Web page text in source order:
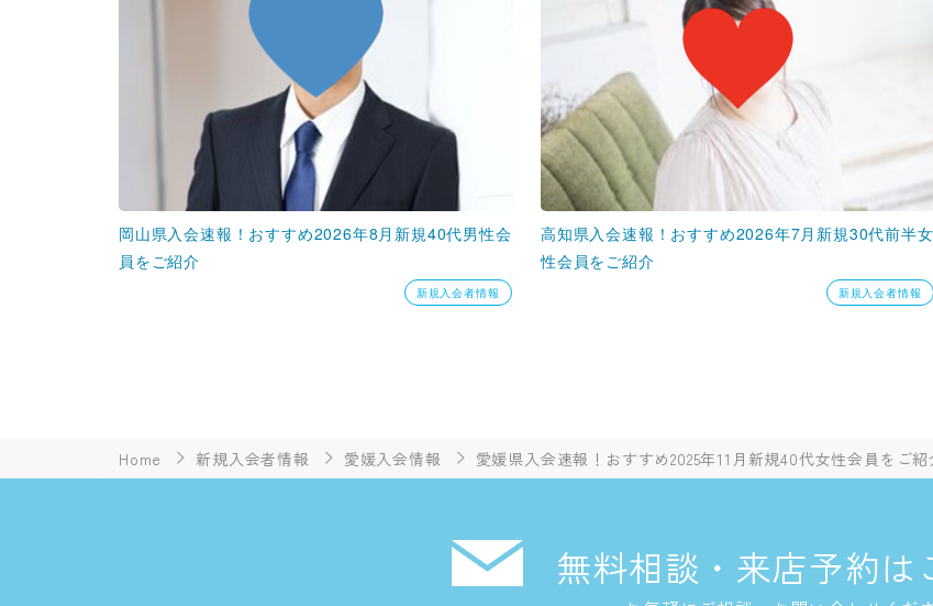
岡山県入会速報！おすすめ2026年8月新規40代男性会
員をご紹介
新規入会者情報
高知県入会速報！おすすめ2026年7月新規30代前半女
性会員をご紹介
新規入会者情報
Home 新規入会者情報 愛媛入会情報 愛媛県入会速報！おすすめ2025年11月新規40代女性会員をご紹
無料相談・来店予約は